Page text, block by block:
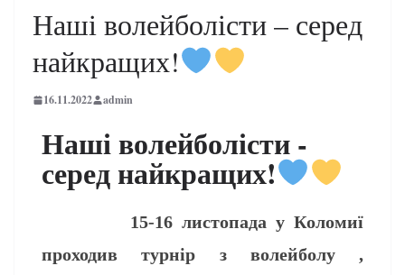
Наші волейболісти – серед
найкращих!
16.11.2022 admin
Наші волейболісти -
серед найкращих!
15-16 листопада у Коломиї
проходив турнір з волейболу ,